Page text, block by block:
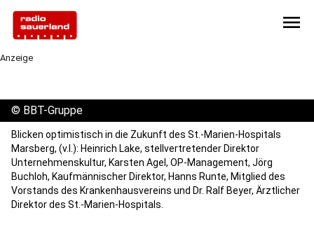
menu
Anzeige
© BBT-Gruppe
Blicken optimistisch in die Zukunft des St.-Marien-Hospitals
Marsberg, (v.l.): Heinrich Lake, stellvertretender Direktor
Unternehmenskultur, Karsten Agel, OP-Management, Jörg
Buchloh, Kaufmännischer Direktor, Hanns Runte, Mitglied des
Vorstands des Krankenhausvereins und Dr. Ralf Beyer, Ärztlicher
Direktor des St.-Marien-Hospitals.